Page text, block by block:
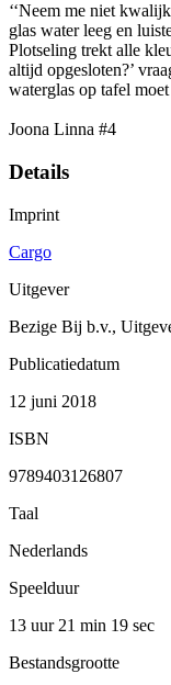
‘‘Neem me niet
glas water leeg en
Plotseling trekt alle
altijd opgesloten?’
waterglas op tafel moet
Joona Linna #4
Details
Imprint
Cargo
Uitgever
Bezige Bij b.v.,
Publicatiedatum
12 juni 2018
ISBN
9789403126807
Taal
Nederlands
Speelduur
13 uur 21 min 19 sec
Bestandsgrootte